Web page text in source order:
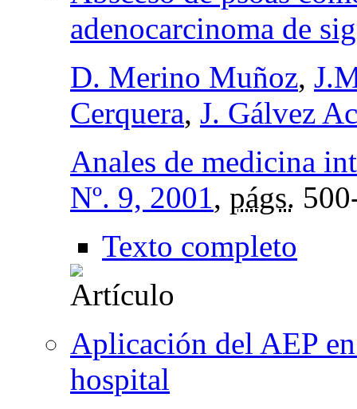
adenocarcinoma de
D. Merino Muñoz,
Cerquera, J. Gálvez
Anales de medicina
Nº. 9, 2001, págs.
Texto completo
Aplicación del AEP
hospital